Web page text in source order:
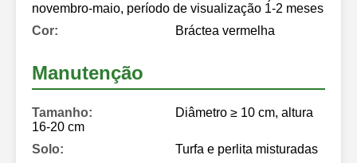
novembro-maio, período de visualização 1-2 meses
Cor:
Bráctea vermelha
Manutenção
Tamanho:
Diâmetro ≥ 10 cm, altura
16-20 cm
Solo:
Turfa e perlita misturadas